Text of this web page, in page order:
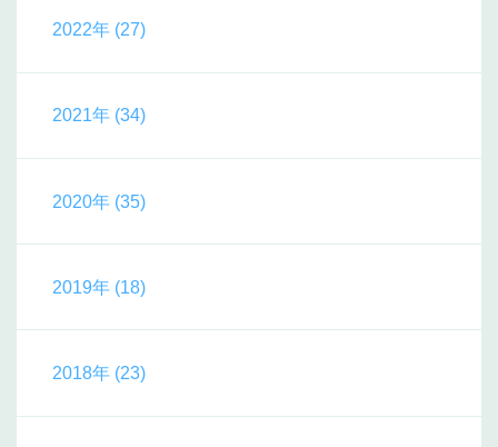
2022年 (27)
2021年 (34)
2020年 (35)
2019年 (18)
2018年 (23)